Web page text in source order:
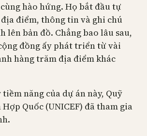
hào hứng. Họ bắt đầu tự
điểm, thông tin và ghi chú
lên bản đồ. Chẳng bao lâu sau,
đồng ấy phát triển từ vài
hàng trăm địa điểm khác
năng của dự án này, Quỹ
Quốc (UNICEF) đã tham gia